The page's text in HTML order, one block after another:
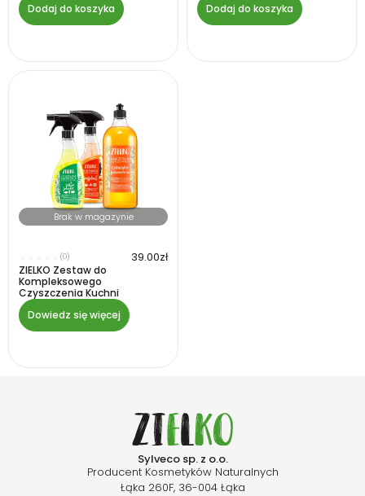
Dodaj do koszyka
Dodaj do koszyka
Brak w magazynie
(0) 39.00zł
ZIELKO Zestaw do
Kompleksowego
Czyszczenia Kuchni
Dowiedz się więcej
Sylveco sp. z o.o.
Producent Kosmetyków Naturalnych
Łąka 260F, 36-004 Łąka